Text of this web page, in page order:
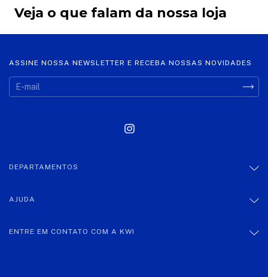
Veja o que falam da nossa loja
ASSINE NOSSA NEWSLETTER E RECEBA NOSSAS NOVIDADES
DEPARTAMENTOS
AJUDA
ENTRE EM CONTATO COM A KWI